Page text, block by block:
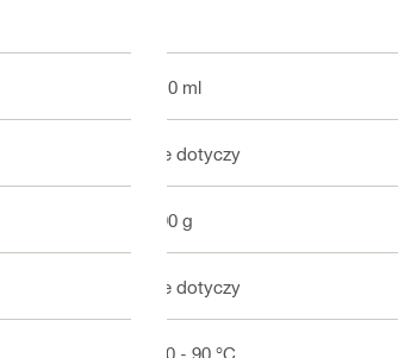
310 ml
nie dotyczy
490 g
nie dotyczy
-80 - 90 °C